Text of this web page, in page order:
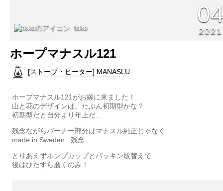
toko 2021
ホープマナスル121
[ストーブ・ヒーター] MANASLU
ホープマナスル121がお嫁に来ました！
山と花のデザインは、たぶん初期型かな？
初期型だと自分より年上だ...
残念ながらバーナー部分はマナスル純正じゃなく
made in Sweden...残念...
とりあえずポンプカップとパッキン取替えて
後はひたすら磨くのみ！